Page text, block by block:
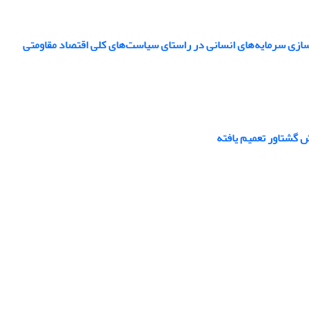
سرمایه‌های انسانی در راستای سیاست‌های کلی اقتصاد مقاومتی